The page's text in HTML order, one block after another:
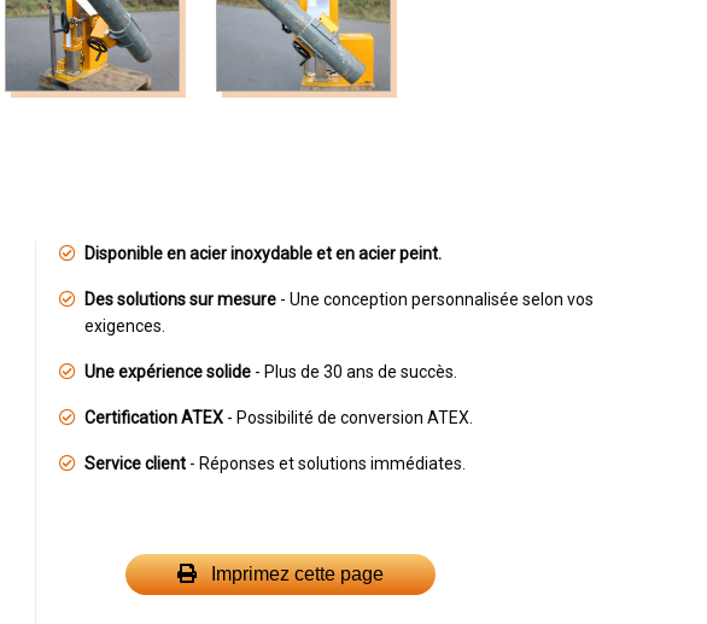
Disponible en acier inoxydable et en acier peint.
Des solutions sur mesure- Une conception personnalisée selon vos
exigences.
Une expérience solide- Plus de 30 ans de succès.
Certification ATEX- Possibilité de conversion ATEX.
Service client- Réponses et solutions immédiates.
Imprimez cette page